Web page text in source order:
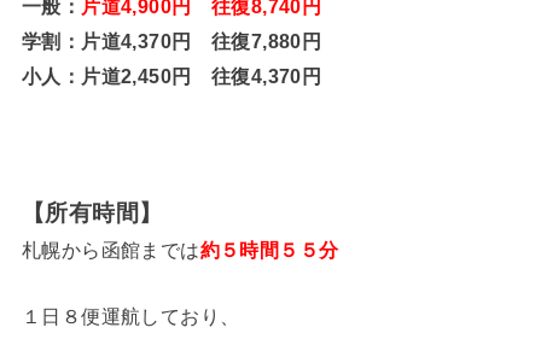
一般： 片道4,900円 往復8,740円
学割： 片道4,370円 往復7,880円
小人： 片道2,450円 往復4,370円
【所有時間】
札幌から函館までは約５時間５５分
１日８便運航しており、